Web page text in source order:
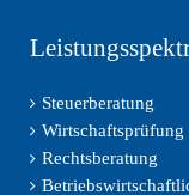
Steuerberatung
Wirtschaftsprüfung
Rechtsberatung